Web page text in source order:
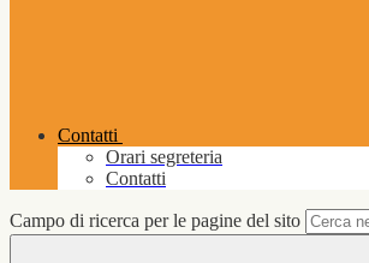
Contatti
Orari segreteria
Contatti
Campo di ricerca per le pagine del sito